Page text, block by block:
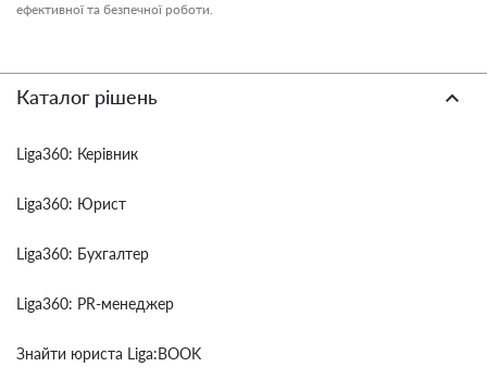
ефективної та безпечної роботи.
Каталог рішень
Liga360: Керівник
Liga360: Юрист
Liga360: Бухгалтер
Liga360: PR-менеджер
Знайти юриста Liga:BOOK